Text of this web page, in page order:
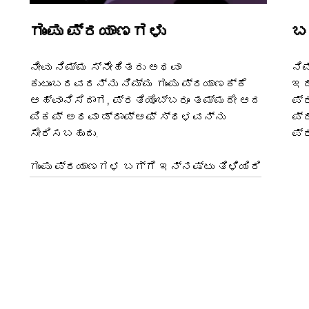
ಗುಂಪು ಪ್ರಯಾಣಗಳು
ನೀವು ನಿಮ್ಮ ಸ್ನೇಹಿತರು ಅಥವಾ
ಕುಟುಂಬದವರನ್ನು ನಿಮ್ಮ ಗುಂಪು ಪ್ರಯಾಣಕ್ಕೆ
ಆಹ್ವಾನಿಸಿದಾಗ, ಪ್ರತಿಯೊಬ್ಬರೂ ತಮ್ಮದೇ ಆದ
ಪಿಕಪ್ ಅಥವಾ ಡ್ರಾಪ್‌ಆಫ್ ಸ್ಥಳವನ್ನು
ಸೇರಿಸಬಹುದು.
ಗುಂಪು ಪ್ರಯಾಣಗಳ ಬಗ್ಗೆ ಇನ್ನಷ್ಟು ತಿಳಿಯಿರಿ